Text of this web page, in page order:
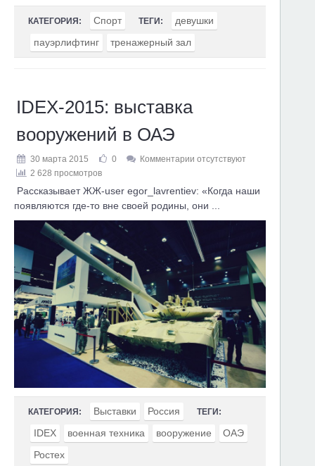
КАТЕГОРИЯ: Спорт ТЕГИ:
девушки
пауэрлифтинг
тренажерный зал
IDEX-2015: выставка
вооружений в ОАЭ
30 марта 2015 0
Комментарии отсутствуют
2 628 просмотров
Рассказывает ЖЖ-user egor_lavrentiev: «Когда наши
появляются где-то вне своей родины, они ...
КАТЕГОРИЯ: Выставки Россия ТЕГИ:
IDEX военная техника вооружение
ОАЭ
Ростех